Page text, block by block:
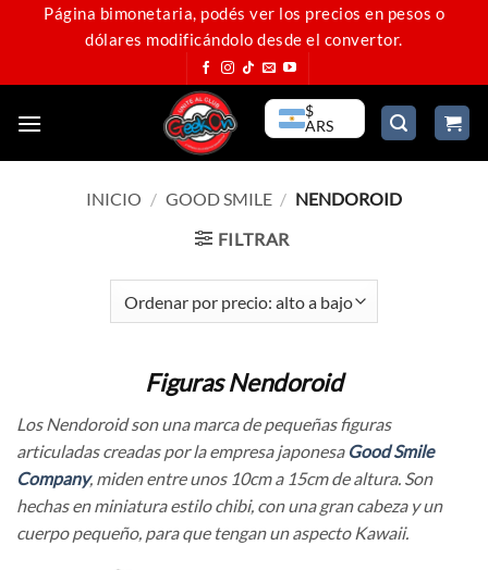
Página bimonetaria, podés ver los precios en pesos o
dólares modificándolo desde el convertor.
$
ARS
INICIO / GOOD SMILE / NENDOROID
FILTRAR
Figuras Nendoroid
Los Nendoroid son una marca de pequeñas figuras
articuladas creadas por la empresa japonesa Good Smile
Company, miden entre unos 10cm a 15cm de altura. Son
hechas en miniatura estilo chibi, con una gran cabeza y un
cuerpo pequeño, para que tengan un aspecto Kawaii.